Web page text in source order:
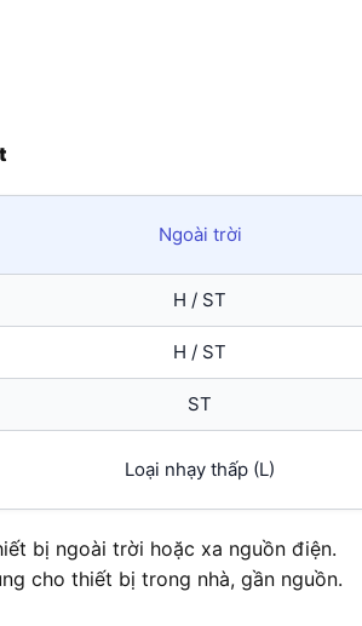
Ngoài trời
H / ST
H / ST
ST
Loại nhạy thấp (L)
bị ngoài trời hoặc xa nguồn điện.
cho thiết bị trong nhà, gần nguồn.